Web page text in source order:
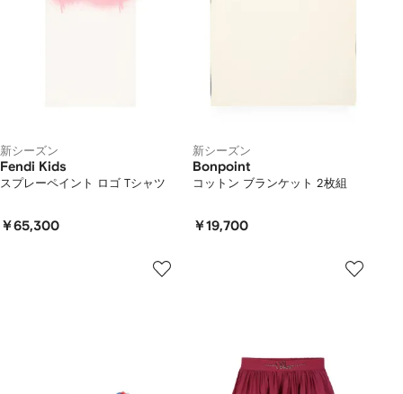
新シーズン
Fendi Kids
スプレーペイント ロゴ Tシャツ
￥65,300
新シーズン
Bonpoint
コットン ブランケット 2枚組
￥19,700